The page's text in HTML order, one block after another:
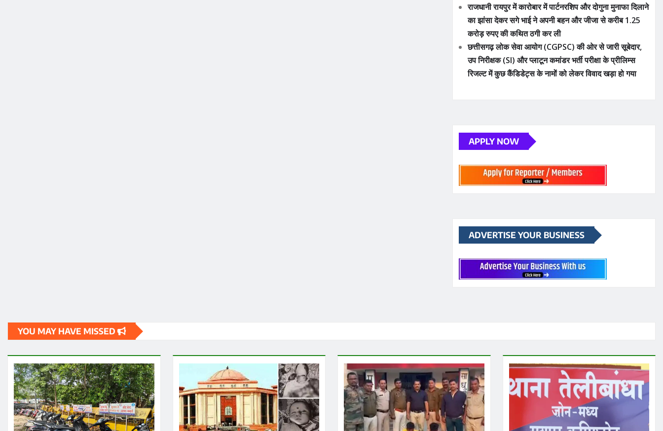
राजधानी रायपुर में कारोबार में पार्टनरशिप और दोगुना मुनाफा दिलाने
का झांसा देकर सगे भाई ने अपनी बहन और जीजा से करीब 1.25
करोड़ रुपए की कथित ठगी कर ली
छत्तीसगढ़ लोक सेवा आयोग (CGPSC) की ओर से जारी सूबेदार,
उप निरीक्षक (SI) और प्लाटून कमांडर भर्ती परीक्षा के प्रीलिम्स
रिजल्ट में कुछ कैंडिडेट्स के नामों को लेकर विवाद खड़ा हो गया
APPLY NOW
ADVERTISE YOUR BUSINESS
YOU MAY HAVE MISSED